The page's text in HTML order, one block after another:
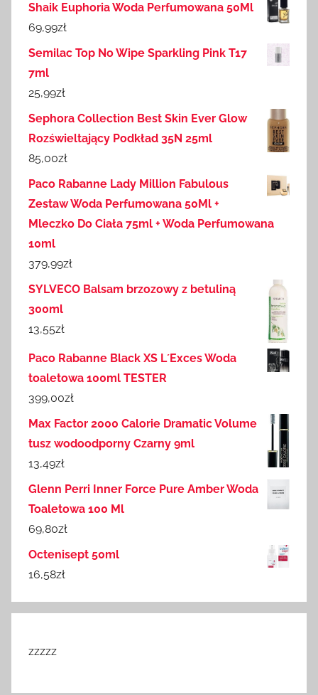
Shaik Euphoria Woda Perfumowana 50Ml
69,99zł
Semilac Top No Wipe Sparkling Pink T17
7ml
25,99zł
Sephora Collection Best Skin Ever Glow
Rozświeltający Podkład 35N 25ml
85,00zł
Paco Rabanne Lady Million Fabulous
Zestaw Woda Perfumowana 50Ml +
Mleczko Do Ciała 75ml + Woda Perfumowana
10ml
379,99zł
SYLVECO Balsam brzozowy z betuliną
300ml
13,55zł
Paco Rabanne Black XS L´Exces Woda
toaletowa 100ml TESTER
399,00zł
Max Factor 2000 Calorie Dramatic Volume
tusz wodoodporny Czarny 9ml
13,49zł
Glenn Perri Inner Force Pure Amber Woda
Toaletowa 100 Ml
69,80zł
Octenisept 50ml
16,58zł
zzzzz